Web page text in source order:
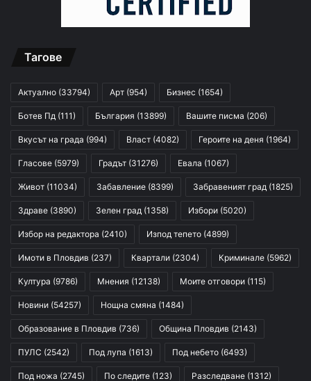
Тагове
Актуално (33794) Арт (954) Бизнес (1654)
Ботев Пд (111) България (13899) Вашите писма (206)
Вкусът на града (994) Власт (4082) Героите на деня (1964)
Гласове (5979) Градът (31276) Евала (1067)
Живот (11034) Забавление (8399) Забравеният град (1825)
Здраве (3890) Зелен град (1358) Избори (5020)
Избор на редактора (2410) Изпод тепето (4899)
Имоти в Пловдив (237) Квартали (2304) Криминале (5962)
Култура (9786) Мнения (12138) Моите отговори (115)
Новини (54257) Нощна смяна (1484)
Образование в Пловдив (736) Община Пловдив (2143)
ПУЛС (2542) Под лупа (1613) Под небето (6493)
Под ножа (2745) По следите (123) Разследване (1312)